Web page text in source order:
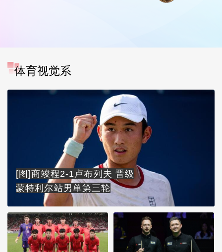
体育视觉系
[图]商竣程2-1卢布列夫 晋级
蒙特利尔站男单第三轮